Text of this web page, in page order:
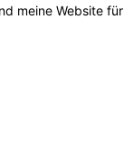
meine Website